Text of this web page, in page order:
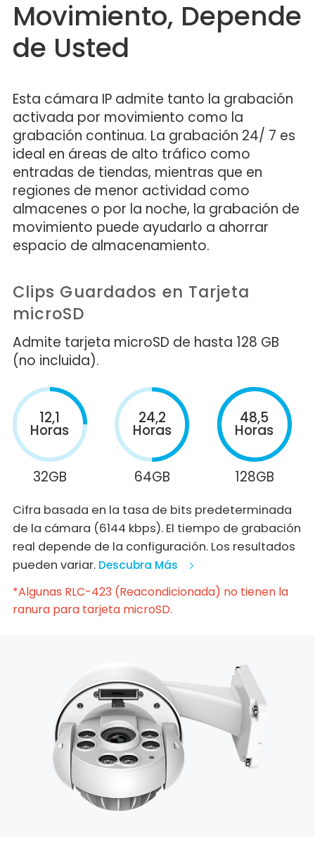
Movimiento, Depende
de Usted
Esta cámara IP admite tanto la grabación
activada por movimiento como la
grabación continua. La grabación 24/ 7 es
ideal en áreas de alto tráfico como
entradas de tiendas, mientras que en
regiones de menor actividad como
almacenes o por la noche, la grabación de
movimiento puede ayudarlo a ahorrar
espacio de almacenamiento.
Clips Guardados en Tarjeta
microSD
Admite tarjeta microSD de hasta 128 GB
(no incluida).
12,1
Horas
32GB
24,2
Horas
64GB
48,5
Horas
128GB
Cifra basada en la tasa de bits predeterminada
de la cámara (6144 kbps). El tiempo de grabación
real depende de la configuración. Los resultados
pueden variar. Descubra Más
*Algunas RLC-423 (Reacondicionada) no tienen la
ranura para tarjeta microSD.